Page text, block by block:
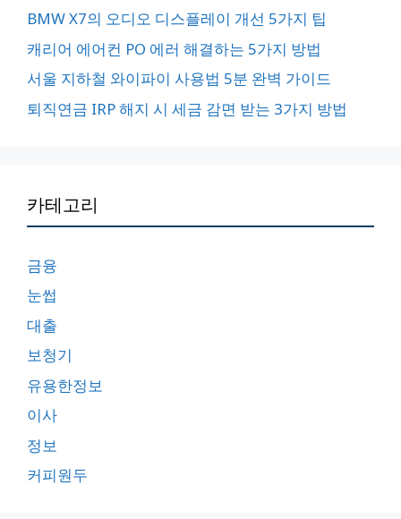
BMW X7의 오디오 디스플레이 개선 5가지 팁
캐리어 에어컨 PO 에러 해결하는 5가지 방법
서울 지하철 와이파이 사용법 5분 완벽 가이드
퇴직연금 IRP 해지 시 세금 감면 받는 3가지 방법
카테고리
금융
눈썹
대출
보청기
유용한정보
이사
정보
커피원두